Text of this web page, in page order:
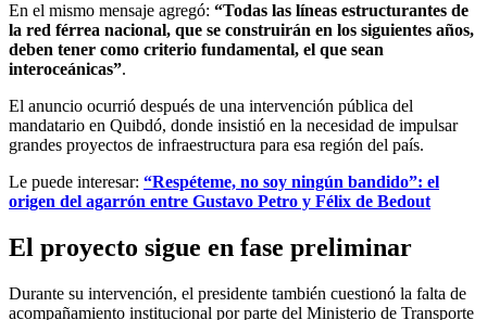
En el mismo mensaje agregó: “Todas las líneas estructurantes de
la red férrea nacional, que se construirán en los siguientes años,
deben tener como criterio fundamental, el que sean
interoceánicas”.
El anuncio ocurrió después de una intervención pública del
mandatario en Quibdó, donde insistió en la necesidad de impulsar
grandes proyectos de infraestructura para esa región del país.
Le puede interesar: “Respéteme, no soy ningún bandido”: el
origen del agarrón entre Gustavo Petro y Félix de Bedout
El proyecto sigue en fase preliminar
Durante su intervención, el presidente también cuestionó la falta de
acompañamiento institucional por parte del Ministerio de Transporte